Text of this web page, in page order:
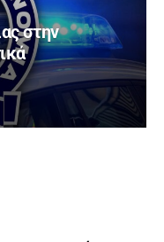
στην